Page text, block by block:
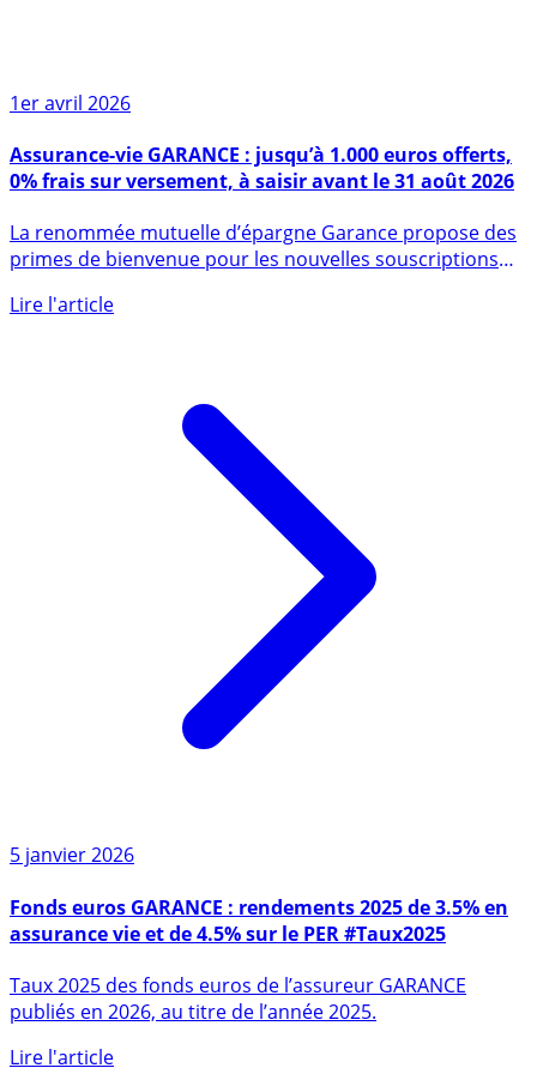
1er avril 2026
0% frais sur versement, à saisir avant le 31 août 2026
primes de bienvenue pour les nouvelles souscriptions
5 janvier 2026
assurance vie et de 4.5% sur le PER #Taux2025
publiés en 2026, au titre de l’année 2025.